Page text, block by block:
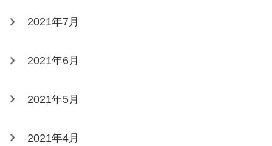
2021年7月
2021年6月
2021年5月
2021年4月